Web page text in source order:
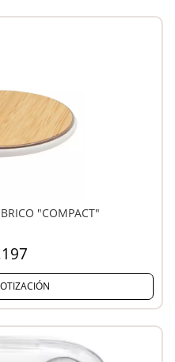
"COMPACT"